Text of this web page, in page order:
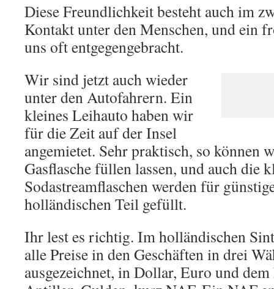
Diese Freundlichkeit besteht auch im
Kontakt unter den Menschen, und ein
uns oft entgegengebracht.
Wir sind jetzt auch wieder
unter den Autofahrern. Ein
kleines Leihauto haben wir
für die Zeit auf der Insel
angemietet. Sehr praktisch, so können
Gasflasche füllen lassen, und auch die
Sodastreamflaschen werden für
holländischen Teil gefüllt.
Ihr lest es richtig. Im holländischen
alle Preise in den Geschäften in drei
ausgezeichnet, in Dollar, Euro und